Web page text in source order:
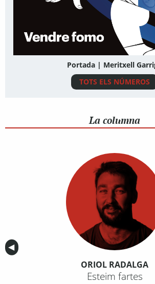
Portada | Meritxell
TOTS ELS NÚMEROS
La columna
Anterior
◀︎
ORIOL RADALGA
Esteim fartes